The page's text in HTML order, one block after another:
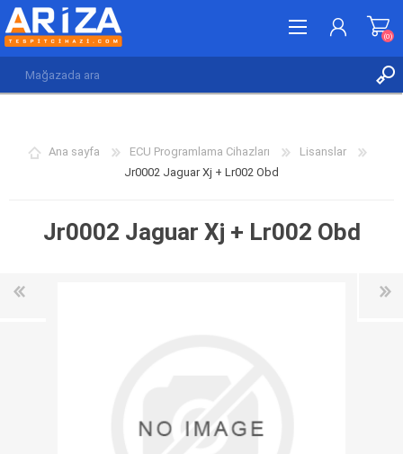
(0)
Ana sayfa ECU Programlama Cihazları
Lisanslar
Jr0002 Jaguar Xj + Lr002 Obd
Jr0002 Jaguar Xj + Lr002 Obd